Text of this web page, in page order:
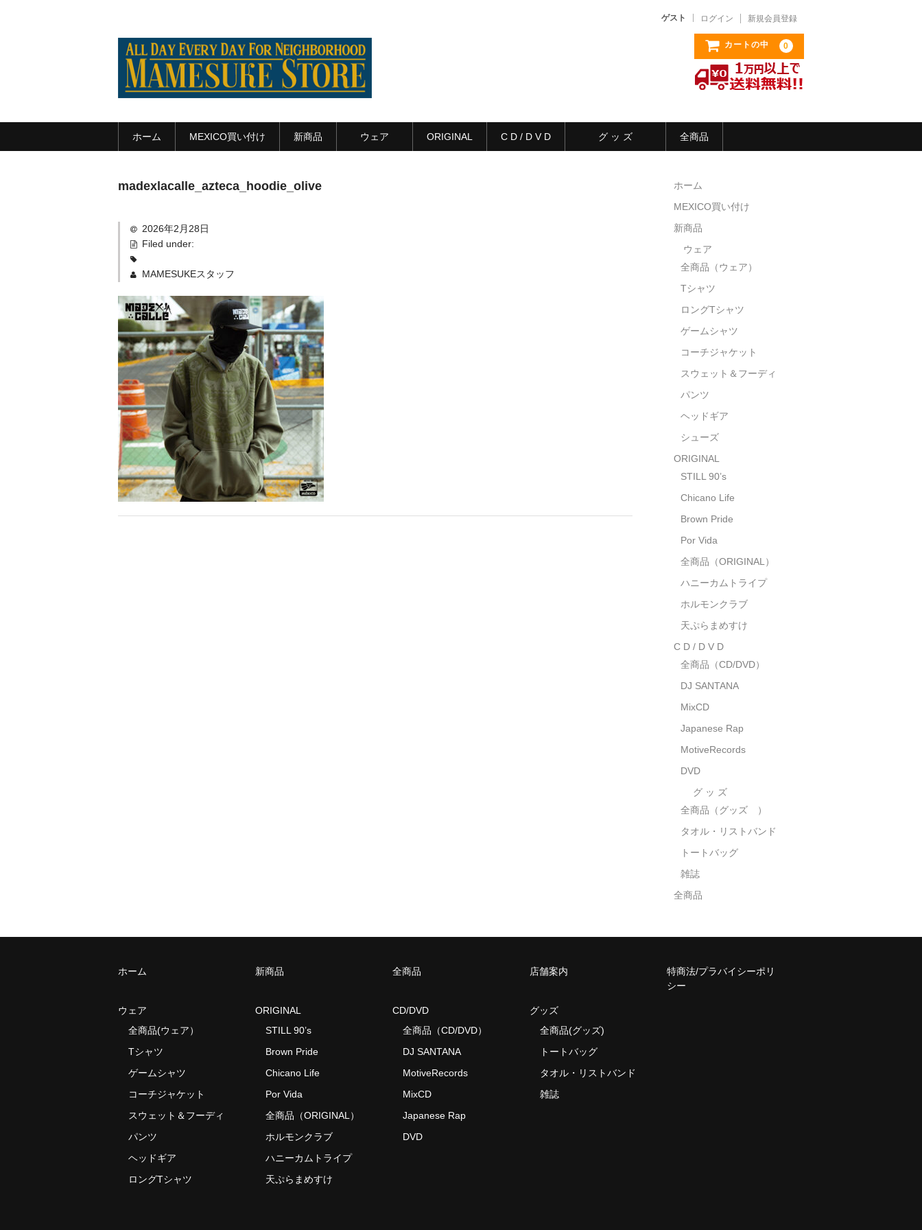
ゲスト ログイン 新規会員登録
カートの中 0
ホーム MEXICO買い付け 新商品 ウェア ORIGINAL C D / D V D グ ッ ズ 全商品
madexlacalle_azteca_hoodie_olive
2026年2月28日
Filed under:
MAMESUKEスタッフ
ホーム
MEXICO買い付け
新商品
ウェア
全商品（ウェア）
Tシャツ
ロングTシャツ
ゲームシャツ
コーチジャケット
スウェット＆フーディ
パンツ
ヘッドギア
シューズ
ORIGINAL
STILL 90’s
Chicano Life
Brown Pride
Por Vida
全商品（ORIGINAL）
ハニーカムトライプ
ホルモンクラブ
天ぷらまめすけ
C D / D V D
全商品（CD/DVD）
DJ SANTANA
MixCD
Japanese Rap
MotiveRecords
DVD
グ ッ ズ
全商品（グッズ ）
タオル・リストバンド
トートバッグ
雑誌
全商品
ホーム 新商品 全商品 店舗案内
特商法/プラバイシーポリ
シー
ウェア
全商品(ウェア）
Tシャツ
ゲームシャツ
コーチジャケット
スウェット＆フーディ
パンツ
ヘッドギア
ロングTシャツ
ORIGINAL
STILL 90’s
Brown Pride
Chicano Life
Por Vida
全商品（ORIGINAL）
ホルモンクラブ
ハニーカムトライプ
天ぷらまめすけ
CD/DVD
全商品（CD/DVD）
DJ SANTANA
MotiveRecords
MixCD
Japanese Rap
DVD
グッズ
全商品(グッズ)
トートバッグ
タオル・リストバンド
雑誌